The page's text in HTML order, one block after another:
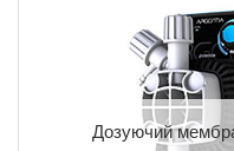
Дозуючий